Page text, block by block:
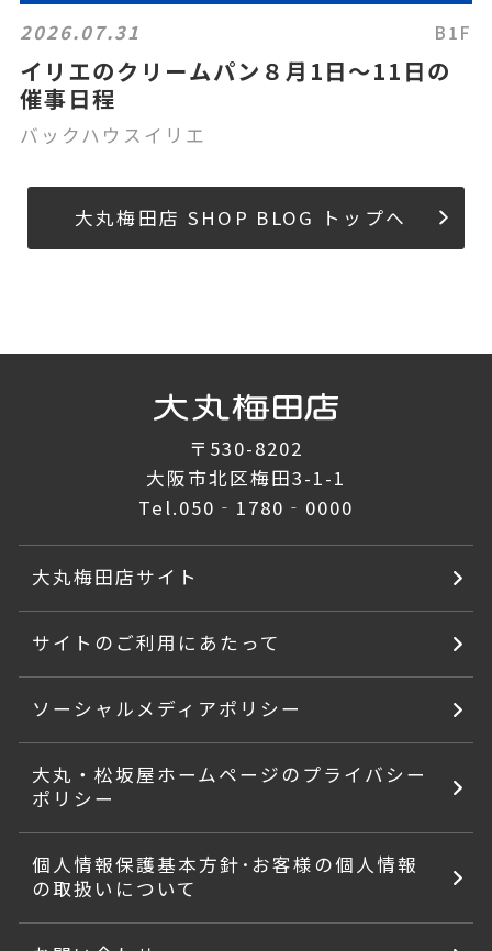
2026.07.31 B1F
イリエのクリームパン８月1日～11日の
催事日程
バックハウスイリエ
大丸梅田店 SHOP BLOG トップへ
〒530-8202
大阪市北区梅田3-1-1
Tel.050‐1780‐0000
大丸梅田店サイト
サイトのご利用にあたって
ソーシャルメディアポリシー
大丸・松坂屋ホームページのプライバシー
ポリシー
個人情報保護基本方針･お客様の個人情報
の取扱いについて